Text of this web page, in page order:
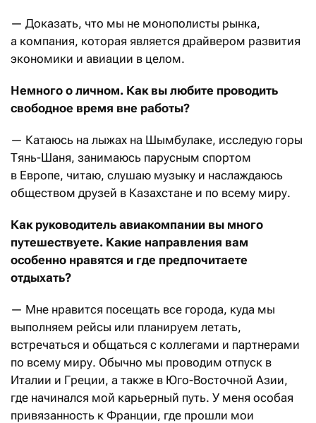
— Доказать, что мы не монополисты рынка,
а компания, которая является драйвером развития
экономики и авиации в целом.
Немного о личном. Как вы любите проводить
свободное время вне работы?
— Катаюсь на лыжах на Шымбулаке, исследую горы
Тянь-Шаня, занимаюсь парусным спортом
в Европе, читаю, слушаю музыку и наслаждаюсь
обществом друзей в Казахстане и по всему миру.
Как руководитель авиакомпании вы много
путешествуете. Какие направления вам
особенно нравятся и где предпочитаете
отдыхать?
— Мне нравится посещать все города, куда мы
выполняем рейсы или планируем летать,
встречаться и общаться с коллегами и партнерами
по всему миру. Обычно мы проводим отпуск в
Италии и Греции, а также в Юго-Восточной Азии,
где начинался мой карьерный путь. У меня особая
привязанность к Франции, где прошли мои